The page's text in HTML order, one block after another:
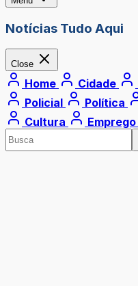
Notícias Tudo Aqui
Close
Home Cidade
Policial
Política
Cultura
Emprego